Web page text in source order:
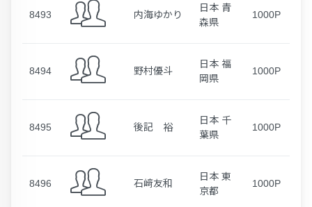
8493 内海ゆかり
日本 青
森県
1000P
8494 野村優斗
日本 福
岡県
1000P
8495 後記 裕
日本 千
葉県
1000P
8496 石﨑友和
日本 東
京都
1000P